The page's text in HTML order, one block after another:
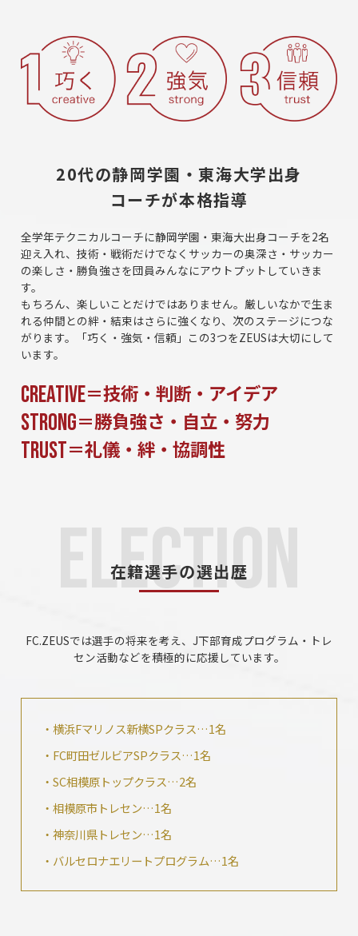
20代の静岡学園・東海大学出身
コーチが本格指導
全学年テクニカルコーチに静岡学園・東海大出身コーチを2名
迎え入れ、技術・戦術だけでなくサッカーの奥深さ・サッカー
の楽しさ・勝負強さを団員みんなにアウトプットしていきま
す。
もちろん、楽しいことだけではありません。厳しいなかで生ま
れる仲間との絆・結束はさらに強くなり、次のステージにつな
がります。「巧く・強気・信頼」この3つをZEUSは大切にして
います。
CREATIVE＝技術・判断・アイデア
STRONG＝勝負強さ・自立・努力
TRUST＝礼儀・絆・協調性
在籍選手の選出歴
FC.ZEUSでは選手の将来を考え、J下部育成プログラム・トレ
セン活動などを積極的に応援しています。
・横浜Fマリノス新横SPクラス…1名
・FC町田ゼルビアSPクラス…1名
・SC相模原トップクラス…2名
・相模原市トレセン…1名
・神奈川県トレセン…1名
・バルセロナエリートプログラム…1名